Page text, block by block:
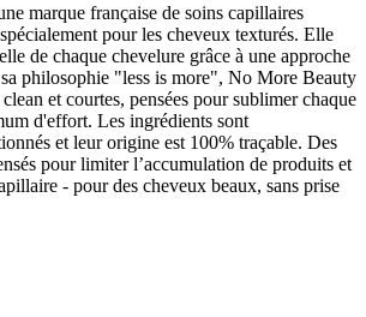
marque française de soins capillaires
pour les cheveux texturés. Elle
de chaque chevelure grâce à une approche
philosophie "less is more", No More Beauty
et courtes, pensées pour sublimer chaque
d'effort. Les ingrédients sont
et leur origine est 100% traçable. Des
pour limiter l’accumulation de produits et
- pour des cheveux beaux, sans prise